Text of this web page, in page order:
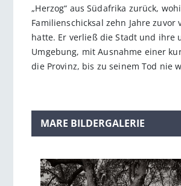
„Herzog“ aus Südafrika zurück,
Familienschicksal zehn Jahre zuvor
hatte. Er verließ die Stadt und ihre
Umgebung, mit Ausnahme einer
die Provinz, bis zu seinem Tod nie
MARE BILDERGALERIE